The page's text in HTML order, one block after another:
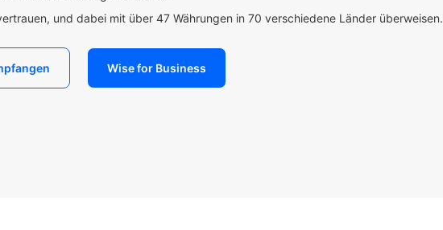
und dabei mit über 47 Währungen in 70 verschiedene Länder überweisen.
Wise for Business